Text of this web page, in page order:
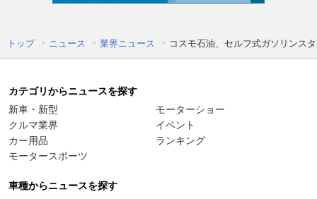
トップ ニュース 業界ニュース コスモ石油、セルフ式ガソリンス
カテゴリからニュースを探す
新車・新型
クルマ業界
カー用品
モータースポーツ
モーターショー
イベント
ランキング
車種からニュースを探す